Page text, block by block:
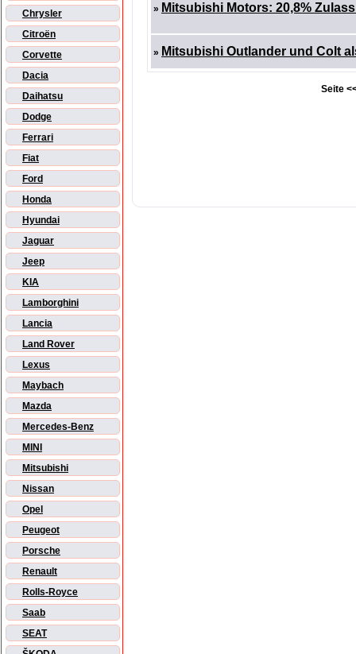
Chrysler
Citroën
Corvette
Dacia
Daihatsu
Dodge
Ferrari
Fiat
Ford
Honda
Hyundai
Jaguar
Jeep
KIA
Lamborghini
Lancia
Land Rover
Lexus
Maybach
Mazda
Mercedes-Benz
MINI
Mitsubishi
Nissan
Opel
Peugeot
Porsche
Renault
Rolls-Royce
Saab
SEAT
» Mitsubishi Motors: 20,8%
» Mitsubishi Outlander und Colt
Seite